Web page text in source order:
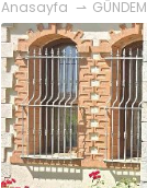
Anasayfa GÜNDEM